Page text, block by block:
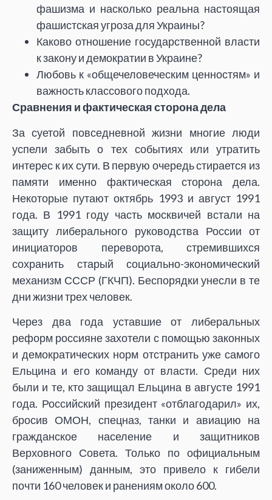
фашизма и насколько реальна настоящая
фашистская угроза для Украины?
Каково отношение государственной власти
к закону и демократии в Украине?
Любовь к «общечеловеческим ценностям» и
важность классового подхода.
Сравнения ифактическая сторона дела
За суетой повседневной жизни многие люди
успели забыть о тех событиях или утратить
интерес к их сути. В первую очередь стирается из
памяти именно фактическая сторона дела.
Некоторые путают октябрь 1993 и август 1991
года. В 1991 году часть москвичей встали на
защиту либерального руководства России от
инициаторов переворота, стремившихся
сохранить старый социально-экономический
механизм СССР (ГКЧП). Беспорядки унесли в те
дни жизни трех человек.
Через два года уставшие от либеральных
реформ россияне захотели с помощью законных
и демократических норм отстранить уже самого
Ельцина и его команду от власти. Среди них
были и те, кто защищал Ельцина в августе 1991
года. Российский президент «отблагодарил» их,
бросив ОМОН, спецназ, танки и авиацию на
гражданское население и защитников
Верховного Совета. Только по официальным
(заниженным) данным, это привело к гибели
почти 160 человек и ранениям около 600.